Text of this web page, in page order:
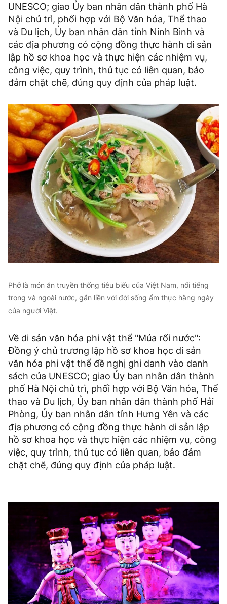
UNESCO; giao Ủy ban nhân dân thành phố Hà
Nội chủ trì, phối hợp với Bộ Văn hóa, Thể thao
và Du lịch, Ủy ban nhân dân tỉnh Ninh Bình và
các địa phương có cộng đồng thực hành di sản
lập hồ sơ khoa học và thực hiện các nhiệm vụ,
công việc, quy trình, thủ tục có liên quan, bảo
đảm chặt chẽ, đúng quy định của pháp luật.
Phở là món ăn truyền thống tiêu biểu của Việt Nam, nổi tiếng
trong và ngoài nước, gắn liền với đời sống ẩm thực hằng ngày
của người Việt.
Về di sản văn hóa phi vật thể "Múa rối nước":
Đồng ý chủ trương lập hồ sơ khoa học di sản
văn hóa phi vật thể đề nghị ghi danh vào danh
sách của UNESCO; giao Ủy ban nhân dân thành
phố Hà Nội chủ trì, phối hợp với Bộ Văn hóa, Thể
thao và Du lịch, Ủy ban nhân dân thành phố Hải
Phòng, Ủy ban nhân dân tỉnh Hưng Yên và các
địa phương có cộng đồng thực hành di sản lập
hồ sơ khoa học và thực hiện các nhiệm vụ, công
việc, quy trình, thủ tục có liên quan, bảo đảm
chặt chẽ, đúng quy định của pháp luật.